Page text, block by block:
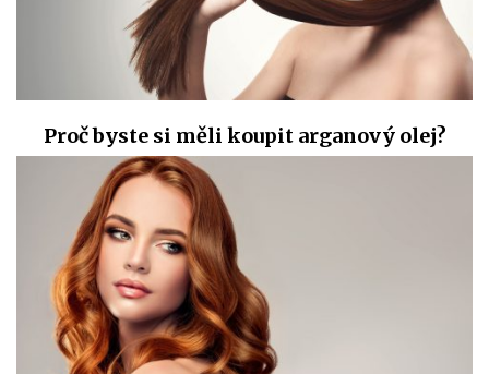
Proč byste si měli koupit arganový olej?